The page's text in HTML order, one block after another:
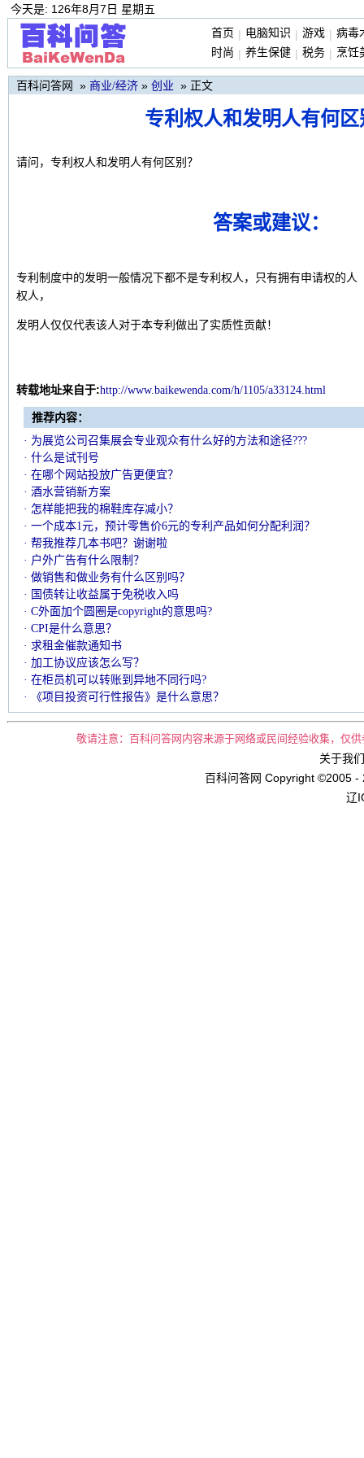
今天是: 126年8月7日 星期五
首页 | 电脑知识 | 游戏 | 病毒
时尚 | 养生保健 | 税务 | 烹饪
百科问答网 » 商业/经济 » 创业 » 正文
专利权人和发明人有何区
请问，专利权人和发明人有何区别？
答案或建议：
专利制度中的发明一般情况下都不是专利权人，只有拥有申请权的人
权人，
发明人仅仅代表该人对于本专利做出了实质性贡献！
转载地址来自于:http://www.baikewenda.com/h/1105/a33124.html
推荐内容：
· 为展览公司召集展会专业观众有什么好的方法和途径???
· 什么是试刊号
· 在哪个网站投放广告更便宜？
· 酒水营销新方案
· 怎样能把我的棉鞋库存减小？
· 一个成本1元，预计零售价6元的专利产品如何分配利润？
· 帮我推荐几本书吧？谢谢啦
· 户外广告有什么限制？
· 做销售和做业务有什么区别吗？
· 国债转让收益属于免税收入吗
· C外面加个圆圈是copyright的意思吗?
· CPI是什么意思？
· 求租金催款通知书
· 加工协议应该怎么写？
· 在柜员机可以转账到异地不同行吗?
· 《项目投资可行性报告》是什么意思？
敬请注意：百科问答网内容来源于网络或民间经验收集，仅
关于我
百科问答网 Copyright ©2005 -
辽